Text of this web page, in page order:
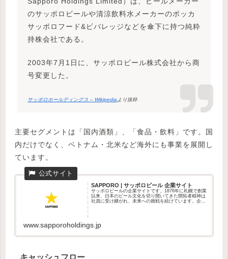
のサッポロビールや清涼飲料水メーカーのポッカ
サッポロフード&ビバレッジなどを傘下に持つ純粋
持株会社である。
2003年7月1日に、サッポロビール株式会社から商
号変更した。
サッポロホールディングス – Wikipedia より抜粋
主要セグメントは「国内酒類」、「食品・飲料」です。国
内だけでなく、ベトナム・北米など海外にも事業を展開し
ています。
SAPPORO | サッポロビール 企業サイト
サッポロビールの企業サイトです。1876年に札幌で創業
以来、日本のビール文化を切り開いてきた開拓者精神は
社員に受け継がれ、未来への挑戦を続けています。企業
www.sapporoholdings.jp
キャッシュフロー